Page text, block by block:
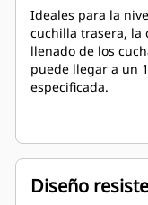
Ideales para la
cuchilla trasera, la
llenado de los
puede llegar a un
especificada.
Diseño